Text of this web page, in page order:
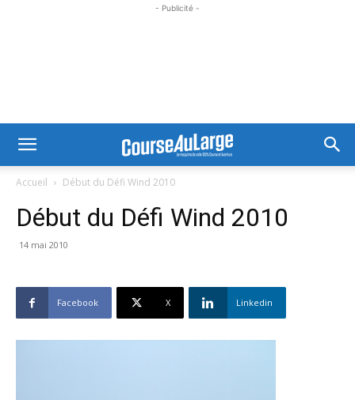
- Publicité -
Accueil Début du Défi Wind 2010
Début du Défi Wind 2010
14 mai 2010
Facebook X Linkedin